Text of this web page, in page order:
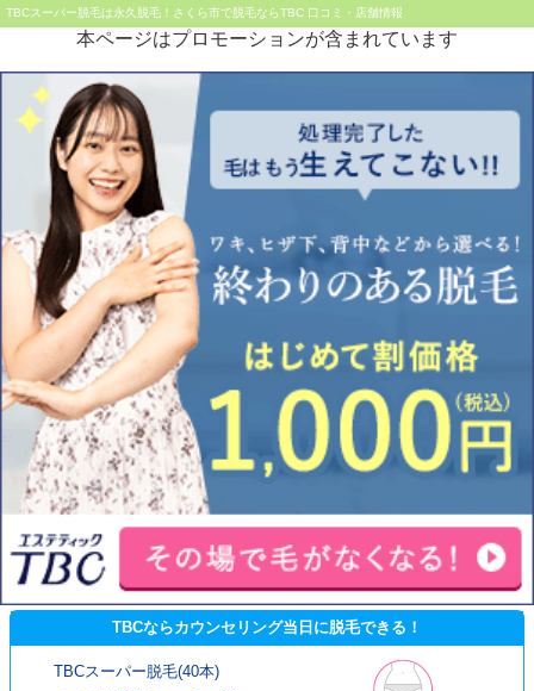
TBCスーパー脱毛は永久脱毛！さくら市で脱毛ならTBC 口コミ・店舗情報
本ページはプロモーションが含まれています
TBCならカウンセリング当日に脱毛できる！
TBCスーパー脱毛(40本)